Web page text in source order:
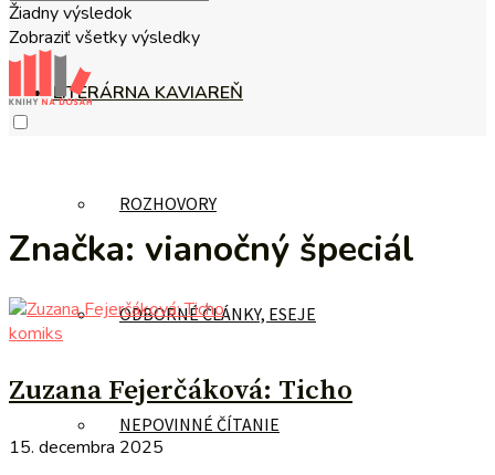
LITERÁRNA KAVIAREŇ
ROZHOVORY
ODBORNÉ ČLÁNKY, ESEJE
NEPOVINNÉ ČÍTANIE
Žiadny výsledok
Zobraziť všetky výsledky
Značka: vianočný špeciál
komiks
Zuzana Fejerčáková: Ticho
15. decembra 2025